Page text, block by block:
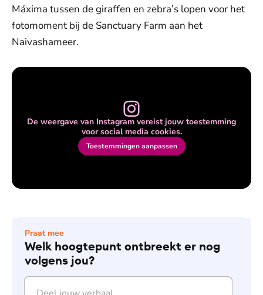
Máxima tussen de giraffen en zebra’s lopen voor het
fotomoment bij de Sanctuary Farm aan het
Naivashameer.
De weergave van Instagram vereist jouw toestemming
voor social media cookies.
Toestemmingen aanpassen
Praat mee
Welk hoogtepunt ontbreekt er nog
volgens jou?